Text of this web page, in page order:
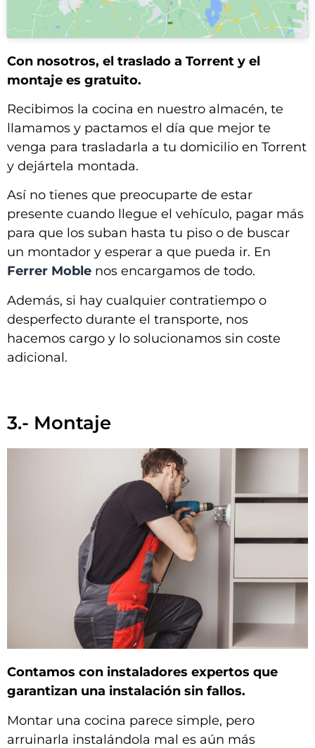
Con nosotros, el traslado a Torrent y el
montaje es gratuito.
Recibimos la cocina en nuestro almacén, te
llamamos y pactamos el día que mejor te
venga para trasladarla a tu domicilio en Torrent
y dejártela montada.
Así no tienes que preocuparte de estar
presente cuando llegue el vehículo, pagar más
para que los suban hasta tu piso o de buscar
un montador y esperar a que pueda ir. En
Ferrer Moble nos encargamos de todo.
Además, si hay cualquier contratiempo o
desperfecto durante el transporte, nos
hacemos cargo y lo solucionamos sin coste
adicional.
3.- Montaje
Contamos con instaladores expertos que
garantizan una instalación sin fallos.
Montar una cocina parece simple, pero
arruinarla instalándola mal es aún más